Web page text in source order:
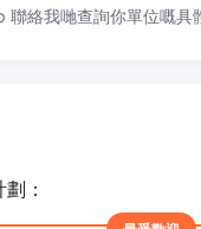
絡我哋查詢你單位嘅具
：